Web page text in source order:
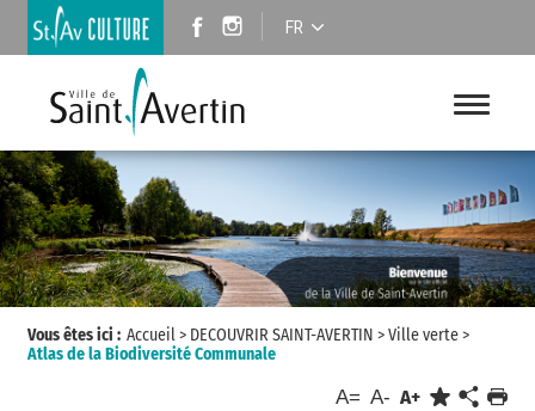
FR
Vous êtes ici : Accueil> DECOUVRIR SAINT-AVERTIN >Ville verte>
Atlas de la Biodiversité Communale
A= A- A+